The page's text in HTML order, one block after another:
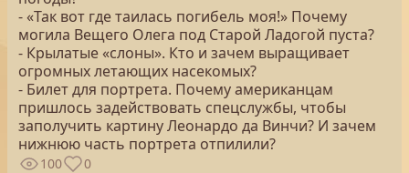
- «Так вот где таилась погибель моя!» Почему
могила Вещего Олега под Старой Ладогой пуста?
- Крылатые «слоны». Кто и зачем выращивает
огромных летающих насекомых?
- Билет для портрета. Почему американцам
пришлось задействовать спецслужбы, чтобы
заполучить картину Леонардо да Винчи? И зачем
нижнюю часть портрета отпилили?
100 0